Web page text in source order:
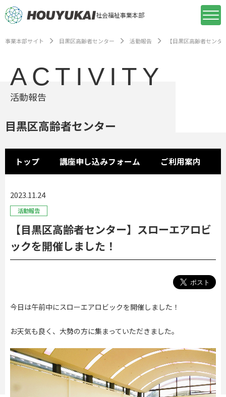
社会福祉事業本部
事業本部サイト 目黒区高齢者センター 活動報告 【目黒区高齢者セン
ACTIVITY
活動報告
目黒区高齢者センター
トップ 講座申し込みフォーム ご利用案内
2023.11.24
活動報告
【目黒区高齢者センター】スローエアロビ
ックを開催しました！
今日は午前中にスローエアロビックを開催しました！
お天気も良く、大勢の方に集まっていただきました。